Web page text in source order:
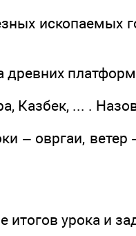
ископаемых
древних
Казбек, ... .
– овргаи,
итогов урока и